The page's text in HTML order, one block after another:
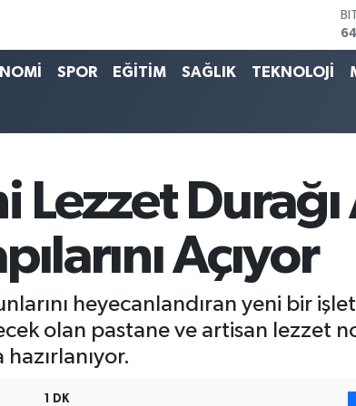
SPOR EĞİTİM SAĞLIK TEKNOLOJİ
Lezzet Durağı
Açıyor
heyecanlandıran yeni bir
olan pastane ve artisan lezzet
1 DK